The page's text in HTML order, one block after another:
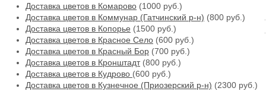
Доставка цветов в Комарово (1000 руб.)
Доставка цветов в Коммунар (Гатчинский р-н) (800 руб.)
Доставка цветов в Копорье (1500 руб.)
Доставка цветов в Красное Село (600 руб.)
Доставка цветов в Красный Бор (700 руб.)
Доставка цветов в Кронштадт(800 руб.)
Доставка цветов в Кудрово (600 руб.)
Доставка цветов в Кузнечное (Приозерский р-н) (2300 руб.)